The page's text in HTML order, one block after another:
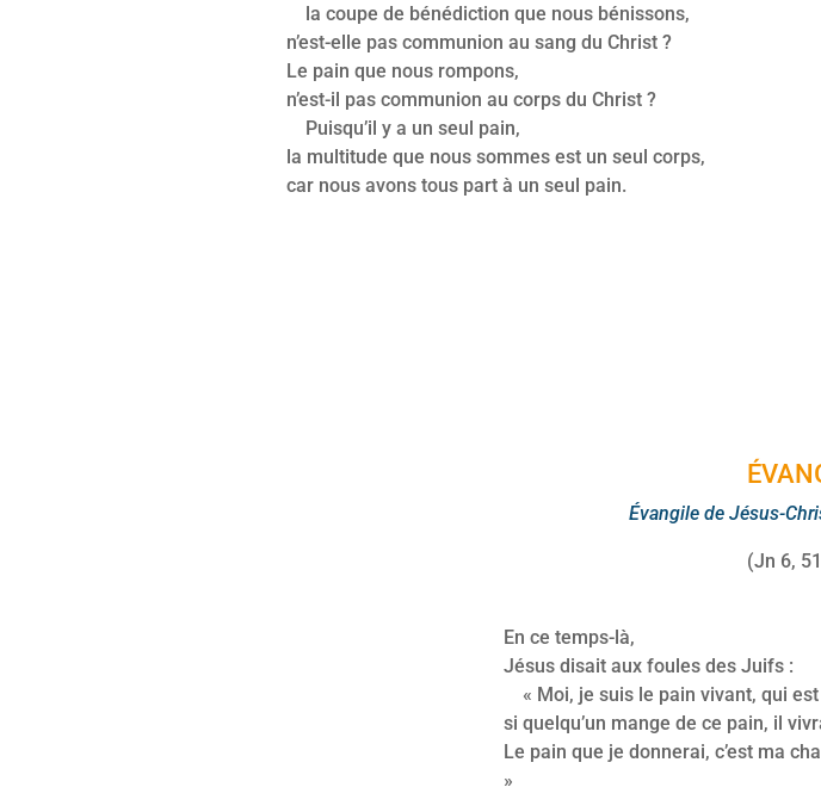
la coupe de bénédiction que nous bénissons,
n’est-elle pas communion au sang du Christ ?
Le pain que nous rompons,
n’est-il pas communion au corps du Christ ?
Puisqu’il y a un seul pain,
la multitude que nous sommes est un seul corps,
car nous avons tous part à un seul pain.
Évangile de Jésus-
(Jn 6,
En ce temps-là,
Jésus disait aux foules des Juifs :
« Moi, je suis le pain vivant,qui
si quelqu’un mange de ce pain, il
Le pain que je donnerai, c’est ma
»